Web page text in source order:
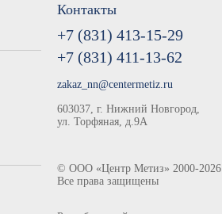
Контакты
+7 (831) 413-15-29
+7 (831) 411-13-62
zakaz_nn@centermetiz.ru
603037, г. Нижний Новгород,
ул. Торфяная, д.9А
©ООО «Центр Метиз» 2000-2026
Все права защищены